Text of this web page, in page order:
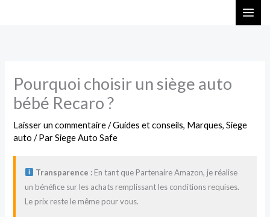
Pourquoi choisir un siège auto
bébé Recaro ?
Laisser un commentaire /Guides et conseils, Marques,Siege
auto / ParSiege Auto Safe
Transparence : En tant que Partenaire Amazon, je réalise
un bénéfice sur les achats remplissant les conditions requises.
Le prix reste le même pour vous.